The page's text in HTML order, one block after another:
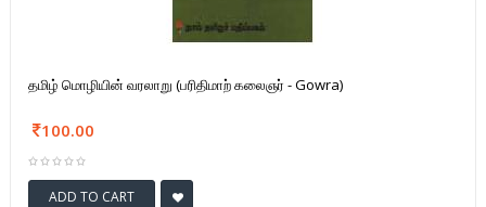
தமிழ் மொழியின் வரலாறு (பரிதிமாற் கலைஞர் - Gowra)
100.00
ADD TO CART